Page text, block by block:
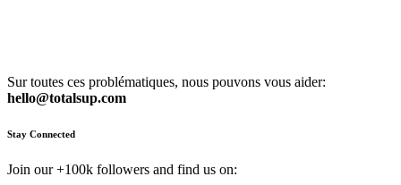
Sur toutes ces problématiques, nous pouvons vous aider:
hello@totalsup.com
Stay Connected
Join our +100k followers and find us on: